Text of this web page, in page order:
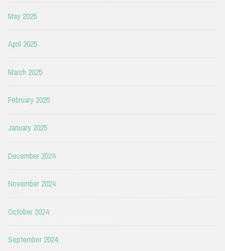
May 2025
April 2025
March 2025
February 2025
January 2025
December 2024
November 2024
October 2024
September 2024